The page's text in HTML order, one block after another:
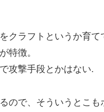
クラフトというか育
特徴。
攻撃手段とかはない.
ので、そういうとこも